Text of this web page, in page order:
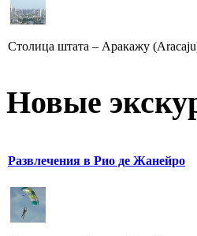
Столица штата – Аракажу
Новые
Развлечения в Рио де Жанейро